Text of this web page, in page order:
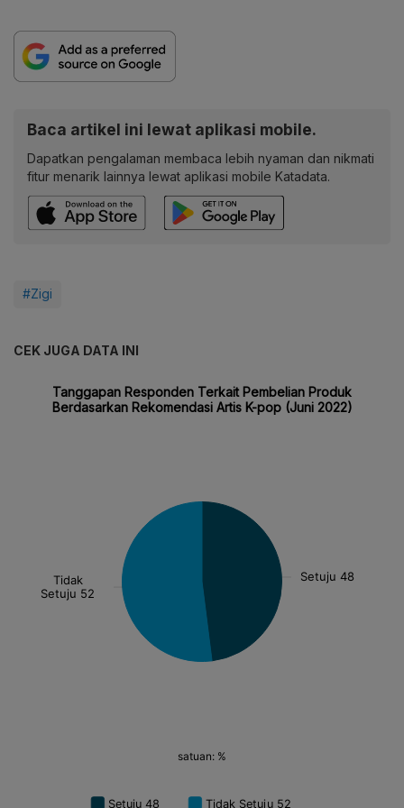
Baca artikel ini lewat aplikasi mobile.
Dapatkan pengalaman membaca lebih nyaman dan nikmati
fitur menarik lainnya lewat aplikasi mobile Katadata.
#Zigi
CEK JUGA DATA INI